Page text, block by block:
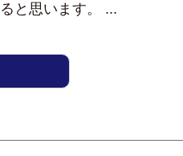
と思います。 ...